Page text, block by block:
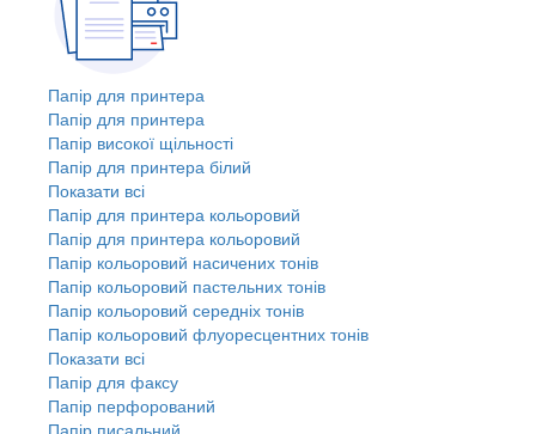
Папір для принтера
Папір для принтера
Папір високої щільності
Папір для принтера білий
Показати всі
Папір для принтера кольоровий
Папір для принтера кольоровий
Папір кольоровий насичених тонів
Папір кольоровий пастельних тонів
Папір кольоровий середніх тонів
Папір кольоровий флуоресцентних тонів
Показати всі
Папір для факсу
Папір перфорований
Папір писальний